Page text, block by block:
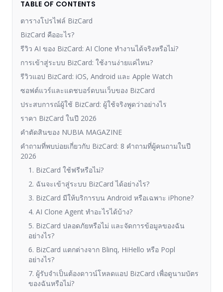
TABLE OF CONTENTS
ตารางโปรไฟล์ BizCard
BizCard คืออะไร?
รีวิว AI ของ BizCard: AI Clone ทำงานได้จริงหรือไม่?
การเข้าสู่ระบบ BizCard: ใช้งานง่ายแค่ไหน?
รีวิวแอป BizCard: iOS, Android และ Apple Watch
ซอฟต์แวร์และแดชบอร์ดบนเว็บของ BizCard
ประสบการณ์ผู้ใช้ BizCard: ผู้ใช้จริงพูดว่าอย่างไร
ราคา BizCard ในปี 2026
คำตัดสินของ NUBIA MAGAZINE
คำถามที่พบบ่อยเกี่ยวกับ BizCard: 8 คำถามที่ผู้คนถามในปี
2026
1. BizCard ใช้ฟรีหรือไม่?
2. ฉันจะเข้าสู่ระบบ BizCard ได้อย่างไร?
3. BizCard มีให้บริการบน Android หรือเฉพาะ iPhone?
4. AI Clone Agent ทำอะไรได้บ้าง?
5. BizCard ปลอดภัยหรือไม่ และจัดการข้อมูลของฉัน
อย่างไร?
6. BizCard แตกต่างจาก Blinq, HiHello หรือ Popl
อย่างไร?
7. ผู้รับจำเป็นต้องดาวน์โหลดแอป BizCard เพื่อดูนามบัตร
ของฉันหรือไม่?